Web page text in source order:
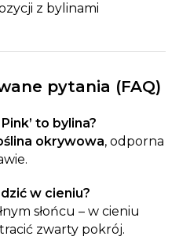
z bylinami
pytania (FAQ)
to bylina?
okrywowa, odporna
w cieniu?
słońcu – w cieniu
zwarty pokrój.